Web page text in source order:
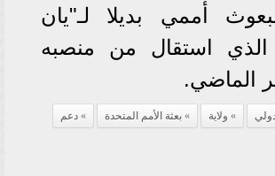
أممي بديلا لـ"يان
استقال من منصبه
الماضي.
ولاية بعثة الأمم المتحدة
دعم